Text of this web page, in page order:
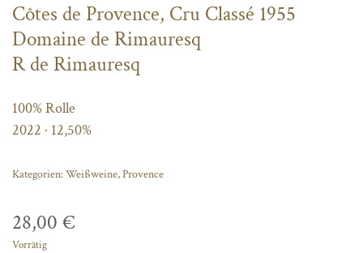
Côtes de Provence, Cru Classé 1955
Domaine de Rimauresq
R de Rimauresq
100% Rolle
2022 · 12,50%
Kategorien:Weißweine,Provence
28,00 €
Vorrätig